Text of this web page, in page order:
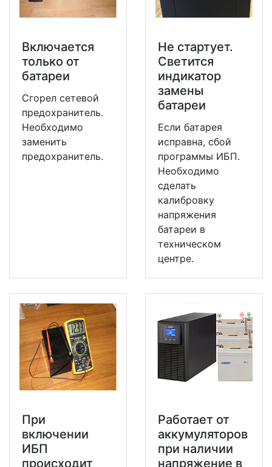
Включается
только от
батареи
Сгорел сетевой
предохранитель.
Необходимо
заменить
предохранитель.
Не стартует.
Светится
индикатор
замены
батареи
Если батарея
исправна, сбой
программы ИБП.
Необходимо
сделать
калибровку
напряжения
батареи в
техническом
центре.
При
включении
ИБП
происходит
Работает от
аккумуляторов
при наличии
напряжение в